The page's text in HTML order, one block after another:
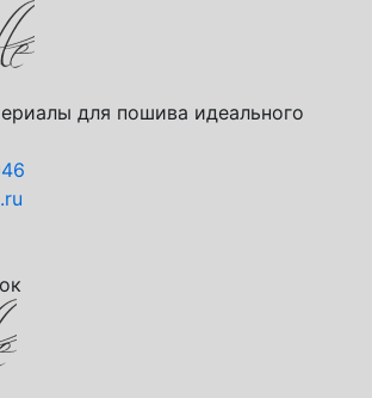
для пошива идеального